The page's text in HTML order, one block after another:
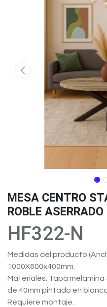
MESA CENTRO
ROBLE
HF322-N
Medidas del producto
1000X600x400mm.
Materiales: Tapa melamina
de 40mm pintado en
Requiere montaje.